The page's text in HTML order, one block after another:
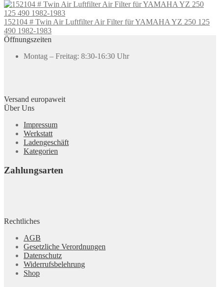
152104 # Twin Air Luftfilter Air Filter für YAMAHA YZ 250 125
490 1982-1983
Öffnungszeiten
Montag – Freitag: 8:30-16:30 Uhr
Versand europaweit
Über Uns
Impressum
Werkstatt
Ladengeschäft
Kategorien
Zahlungsarten
Rechtliches
AGB
Gesetzliche Verordnungen
Datenschutz
Widerrufsbelehrung
Shop